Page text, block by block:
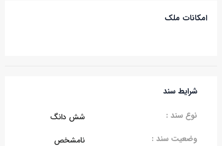
امکانات ملک
شرایط سند
نوع سند :
شش دانگ
وضعیت سند :
نامشخص